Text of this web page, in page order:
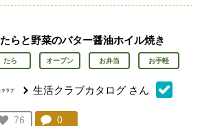
たらと野菜のバター醤油ホイル焼き
たら オーブン お弁当 お手軽
生活クラブカタログ さん
お気に入り登録：
76
コメント：
0